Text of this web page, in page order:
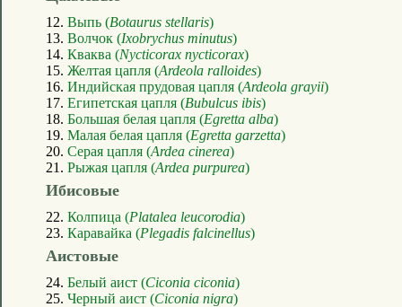
12. Выпь (Botaurus stellaris)
13. Волчок (Ixobrychus minutus)
14. Кваква (Nycticorax nycticorax)
15. Желтая цапля (Ardeola ralloides)
16. Индийская прудовая цапля (Ardeola grayii)
17. Египетская цапля (Bubulcus ibis)
18. Большая белая цапля (Egretta alba)
19. Малая белая цапля (Egretta garzetta)
20. Серая цапля (Ardea cinerea)
21. Рыжая цапля (Ardea purpurea)
Ибисовые
22. Колпица (Platalea leucorodia)
23. Каравайка (Plegadis falcinellus)
Аистовые
24. Белый аист (Ciconia ciconia)
25. Черный аист (Ciconia nigra)